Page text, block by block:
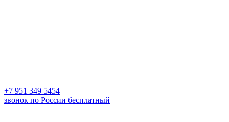
+7 951 349 5454
звонок по России бесплатный